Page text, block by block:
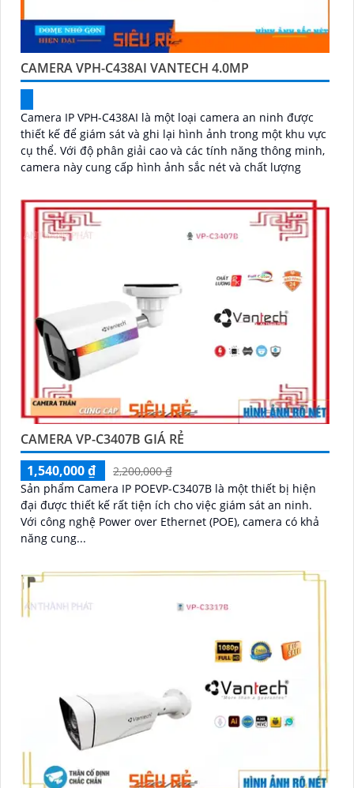
CAMERA VPH-C438AI VANTECH 4.0MP
Camera IP VPH-C438AI là một loại camera an ninh được
thiết kế để giám sát và ghi lại hình ảnh trong một khu vực
cụ thể. Với độ phân giải cao và các tính năng thông minh,
camera này cung cấp hình ảnh sắc nét và chất lượng
CAMERA VP-C3407B GIÁ RẺ
1,540,000 ₫
2,200,000 ₫
Sản phẩm Camera IP POEVP-C3407B là một thiết bị hiện
đại được thiết kế rất tiện ích cho việc giám sát an ninh.
Với công nghệ Power over Ethernet (POE), camera có khả
năng cung...